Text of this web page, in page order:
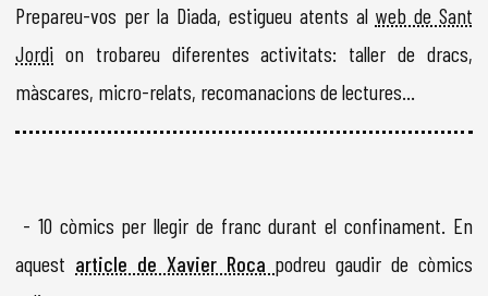
Prepareu-vos per la Diada, estigueu atents al web de Sant
Jordi on trobareu diferentes activitats: taller de dracs,
màscares, micro-relats, recomanacions de lectures...
- 10 còmics per llegir de franc durant el confinament. En
aquest article de Xavier Roca podreu gaudir de còmics